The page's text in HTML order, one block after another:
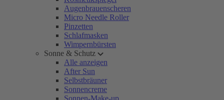
Augenbrauenscheren
Micro Needle Roller
Pinzetten
Schlafmasken
Wimpernbürsten
Sonne & Schutz
Alle anzeigen
After Sun
Selbstbräuner
Sonnencreme
Sonnen-Make-up